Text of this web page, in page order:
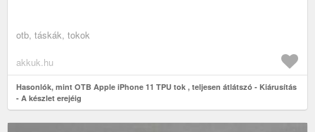
otb, táskák, tokok
akkuk.hu
Hasonlók, mint OTB Apple iPhone 11 TPU tok , teljesen átlátszó - Kiárusítás
- A készlet erejéig